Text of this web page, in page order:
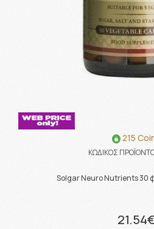
215
ΚΩΔΙΚΟΣ
Solgar Neuro Nutrients 30
21.54€